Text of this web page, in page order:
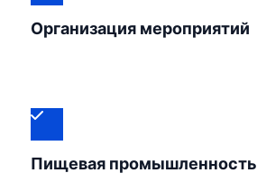
Организация мероприятий
Пищевая промышленность